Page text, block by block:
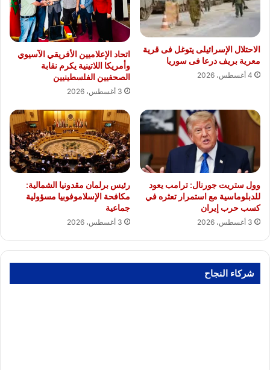
الاحتلال الإسرائيلى يتوغل فى قرية
معرية بريف درعا فى سوريا
4 أغسطس، 2026
اتحاد الإعلاميين الأفريقي الآسيوي
وأمريكا اللاتينية يكرم نقابة
الصحفيين الفلسطينيين
3 أغسطس، 2026
وول ستريت جورنال: ترامب يعود
للدبلوماسية مع استمرار تعثره في
كسب حرب إيران
3 أغسطس، 2026
رئيس برلمان مقدونيا الشمالية:
مكافحة الإسلاموفوبيا مسؤولية
جماعية
3 أغسطس، 2026
شركاء النجاح